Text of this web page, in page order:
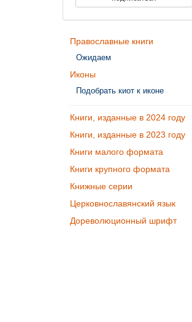
Православные книги
Ожидаем
Иконы
Подобрать киот к иконе
Книги, изданные в 2024 году
Книги, изданные в 2023 году
Книги малого формата
Книги крупного формата
Книжные серии
Церковнославянский язык
Дореволюционный шрифт